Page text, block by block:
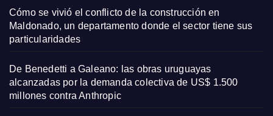
Cómo se vivió el conflicto de la construcción en
Maldonado, un departamento donde el sector tiene sus
particularidades
De Benedetti a Galeano: las obras uruguayas
alcanzadas por la demanda colectiva de US$ 1.500
millones contra Anthropic